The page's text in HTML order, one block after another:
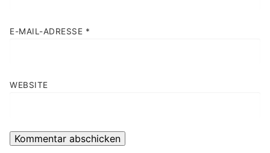
E-MAIL-ADRESSE *
WEBSITE